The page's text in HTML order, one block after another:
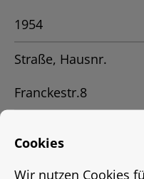
1954
Straße, Hausnr.
Franckestr.8
Cookies
Wir nutzen Cookies